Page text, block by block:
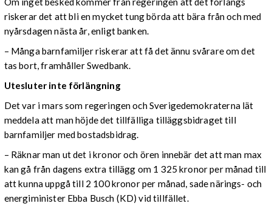
riskerar det att bli en mycket tung börda att bära från och med
nyårsdagen nästa år, enligt banken.
– Många barnfamiljer riskerar att få det ännu svårare om det
tas bort, framhåller Swedbank.
Utesluter inte förlängning
Det var i mars som regeringen och Sverigedemokraterna lät
meddela att man höjde det tillfälliga tilläggsbidraget till
barnfamiljer med bostadsbidrag.
– Räknar man ut det i kronor och ören innebär det att man max
kan gå från dagens extra tillägg om 1 325 kronor per månad till
att kunna uppgå till 2 100 kronor per månad, sade närings- och
energiminister Ebba Busch (KD) vid tillfället.